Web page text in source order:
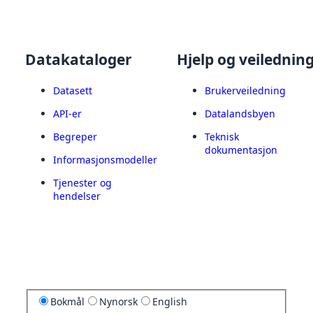
Datakataloger
Datasett
API-er
Begreper
Informasjonsmodeller
Tjenester og
hendelser
Hjelp og
Brukerveiledning
Datalandsbyen
Teknisk
dokumentasjon
Bokmål Nynorsk English